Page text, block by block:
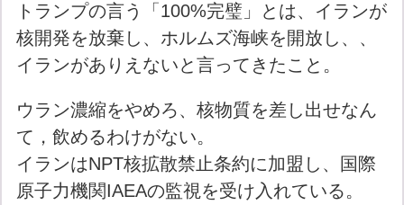
トランプの言う「100%完璧」とは、イランが
核開発を放棄し、ホルムズ海峡を開放し、、
イランがありえないと言ってきたこと。
ウラン濃縮をやめろ、核物質を差し出せなん
て，飲めるわけがない。
イランはNPT核拡散禁止条約に加盟し、国際
原子力機関IAEAの監視を受け入れている。